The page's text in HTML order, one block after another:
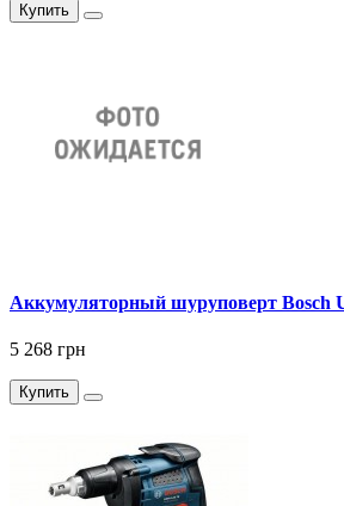
Купить
Аккумуляторный шуруповерт Bosch
5 268 грн
Купить